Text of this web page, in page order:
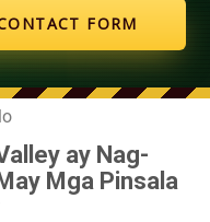
FORM
ay Nag-
Mga Pinsala